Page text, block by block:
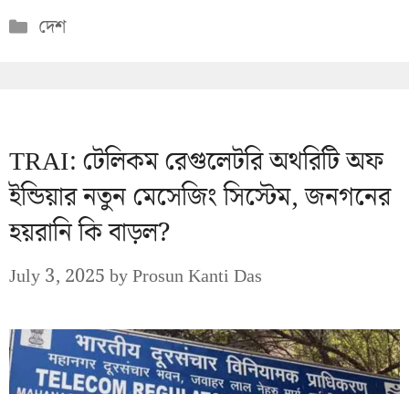
Categories
দেশ
TRAI: টেলিকম রেগুলেটরি অথরিটি অফ
ইন্ডিয়ার নতুন মেসেজিং সিস্টেম, জনগনের
হয়রানি কি বাড়ল?
July 3, 2025byProsun Kanti Das